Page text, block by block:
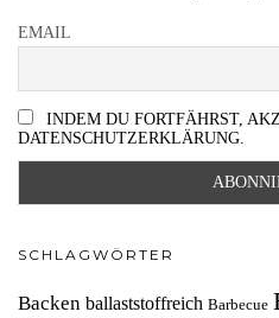
EMAIL
INDEM DU FORTFÄHRST,
DATENSCHUTZERKLÄRUNG.
SCHLAGWÖRTER
Backen ballaststoffreich Barbecue